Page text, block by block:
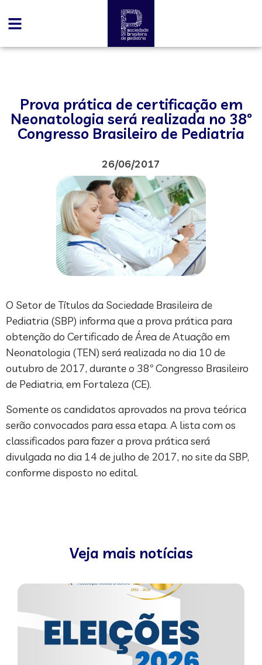
Prova prática de certificação em
Neonatologia será realizada no 38º
Congresso Brasileiro de Pediatria
26/06/2017
O Setor de Títulos da Sociedade Brasileira de
Pediatria (SBP) informa que a prova prática para
obtenção do Certificado de Área de Atuação em
Neonatologia (TEN) será realizada no dia 10 de
outubro de 2017, durante o 38º Congresso Brasileiro
de Pediatria, em Fortaleza (CE).
Somente os candidatos aprovados na prova teórica
serão convocados para essa etapa. A lista com os
classificados para fazer a prova prática será
divulgada no dia 14 de julho de 2017, no site da SBP,
conforme disposto no edital.
Veja mais notícias